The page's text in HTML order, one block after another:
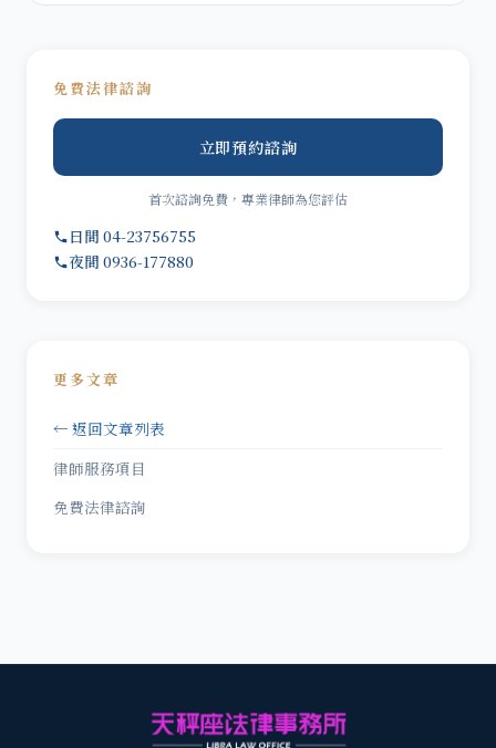
免費法律諮詢
立即預約諮詢
首次諮詢免費，專業律師為您評估
日間 04-23756755
夜間 0936-177880
更多文章
← 返回文章列表
律師服務項目
免費法律諮詢